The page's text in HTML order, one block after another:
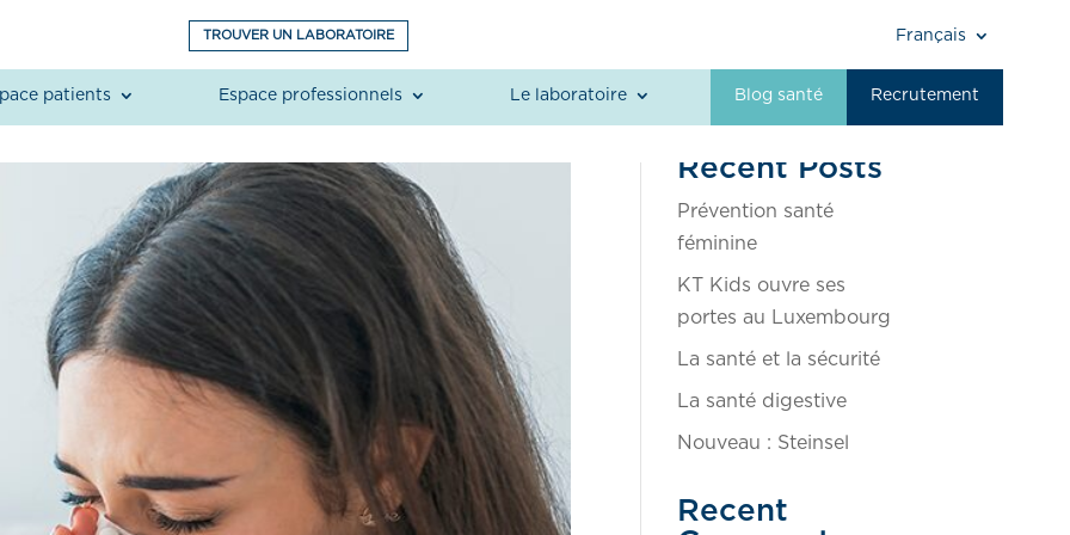
TROUVER UN LABORATOIRE Français
patients Espace professionnels Le laboratoire Blog santé Recrutement
Rechercher
Recent Posts
Prévention santé
féminine
KT Kids ouvre ses
portes au Luxembourg
La santé et la sécurité
La santé digestive
Nouveau : Steinsel
Recent